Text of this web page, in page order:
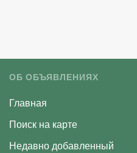
ОБ ОБЪЯВЛЕНИЯХ
Главная
Поиск на карте
Недавно добавленный